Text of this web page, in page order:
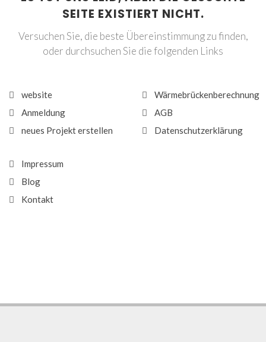
SEITE EXISTIERT NICHT.
Versuchen Sie, die beste Übereinstimmung zu finden,
oder durchsuchen Sie die folgenden Links
website
Anmeldung
neues Projekt erstellen
Wärmebrückenberechnung
AGB
Datenschutzerklärung
Impressum
Blog
Kontakt